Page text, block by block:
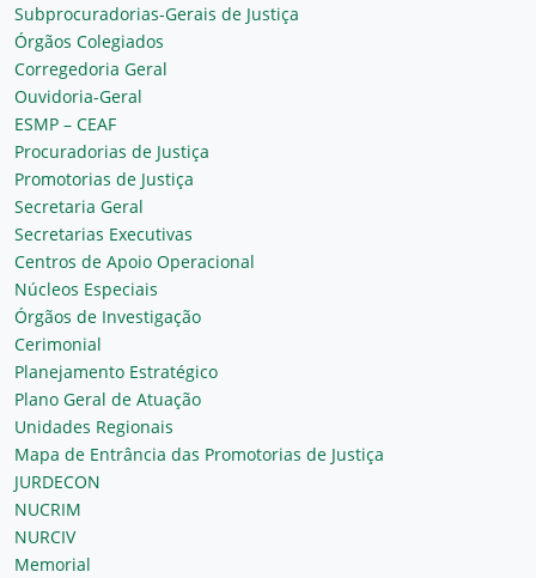
Subprocuradorias-Gerais de Justiça
Órgãos Colegiados
Corregedoria Geral
Ouvidoria-Geral
ESMP – CEAF
Procuradorias de Justiça
Promotorias de Justiça
Secretaria Geral
Secretarias Executivas
Centros de Apoio Operacional
Núcleos Especiais
Órgãos de Investigação
Cerimonial
Planejamento Estratégico
Plano Geral de Atuação
Unidades Regionais
Mapa de Entrância das Promotorias de Justiça
JURDECON
NUCRIM
NURCIV
Memorial